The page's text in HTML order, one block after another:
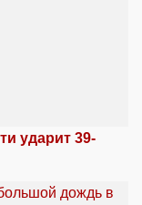
ударит 39-